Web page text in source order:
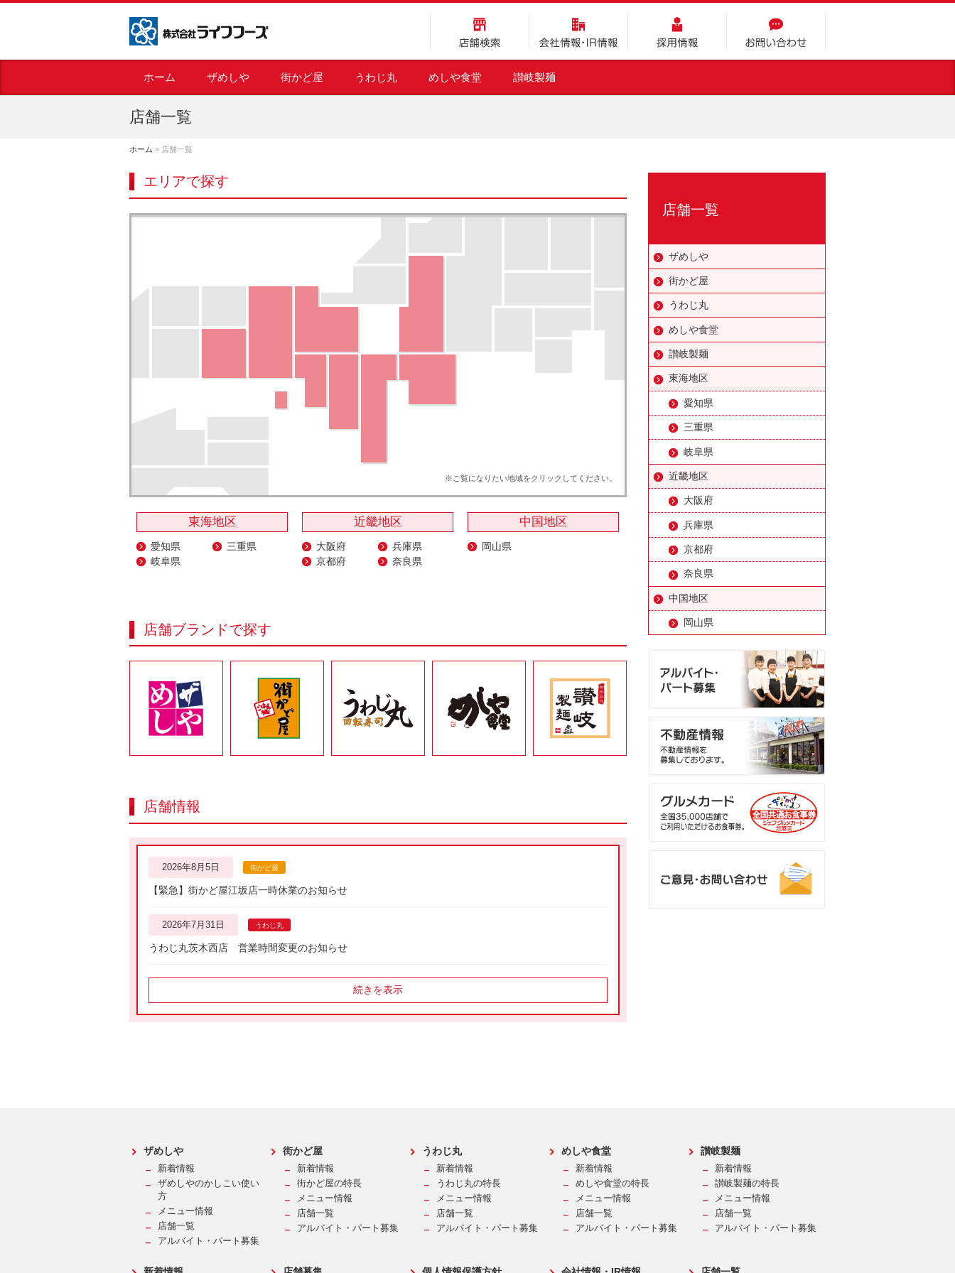
店舗検索 会社情報・IR情報 採用情報 お問い合わせ
ホーム ザめしや 街かど屋 うわじ丸 めしや食堂 讃岐製麺
店舗一覧
ホーム > 店舗一覧
エリアで探す
東海地区
愛知県
三重県
岐阜県
近畿地区
大阪府
兵庫県
京都府
奈良県
中国地区
岡山県
店舗ブランドで探す
店舗情報
2026年8月5日 街かど屋
【緊急】街かど屋江坂店一時休業のお知らせ
2026年7月31日 うわじ丸
うわじ丸茨木西店 営業時間変更のお知らせ
【街かど屋】 お盆期間 日替り定食・ミニ丼とざるそばランチ販売休止のお知らせ
2026年7月31日 街かど屋
街かど屋(近大前店) お盆期間店舗休業のお知らせ
2026年7月17日
【数量限定】夏のハッピーバック販売します。
2026年7月17日 ザめしや
続きを表示
店舗一覧
ザめしや
街かど屋
うわじ丸
めしや食堂
讃岐製麺
東海地区
愛知県
三重県
岐阜県
近畿地区
大阪府
兵庫県
京都府
奈良県
中国地区
岡山県
ザめしや
新着情報
ザめしやのかしこい使い
方
メニュー情報
店舗一覧
アルバイト・パート募集
街かど屋
新着情報
街かど屋の特長
メニュー情報
店舗一覧
アルバイト・パート募集
うわじ丸
新着情報
うわじ丸の特長
メニュー情報
店舗一覧
アルバイト・パート募集
めしや食堂
新着情報
めしや食堂の特長
メニュー情報
店舗一覧
アルバイト・パート募集
讃岐製麺
新着情報
讃岐製麺の特長
メニュー情報
店舗一覧
アルバイト・パート募集